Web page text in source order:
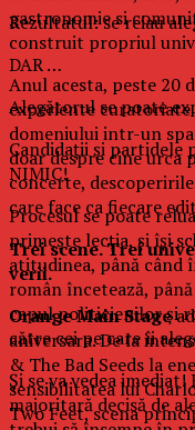
Rezultatul: se reiau
DAR …
Alegătorul se poate
Candidații și partidele
NIMIC!
Procesul se poate
primește lecția, și își
atitudinea, până când
român încetează,
capul politicienilor și
către cei pe care îi
Și se va vedea
majoritară decisă de
gastronomie si
construit propriul
Anul acesta, peste 20
experiente
domeniului intr-un
doar despre cine urca
concerte,
care face ca fiecare
Trei scene. Trei
verii.
Orange Main Stage
aniversara. De la
& The Bad Seeds la
sensibilitatea lui
Two Feet, scena